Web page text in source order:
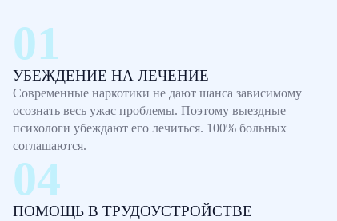
УБЕЖДЕНИЕ НА ЛЕЧЕНИЕ
Современные наркотики не дают шанса зависимому
осознать весь ужас проблемы. Поэтому выездные
психологи убеждают его лечиться. 100% больных
соглашаются.
ПОМОЩЬ В ТРУДОУСТРОЙСТВЕ